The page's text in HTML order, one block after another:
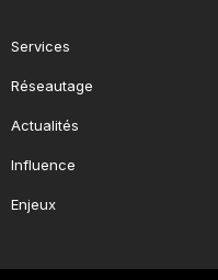
Services
Réseautage
Actualités
Influence
Enjeux